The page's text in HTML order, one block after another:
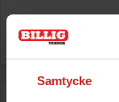
Samtycke
Relevans